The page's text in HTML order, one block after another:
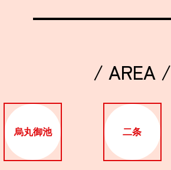
CULTURE
すべて
関西で開催。
おすすめの展覧会
/ AREA /
烏丸御池 二条